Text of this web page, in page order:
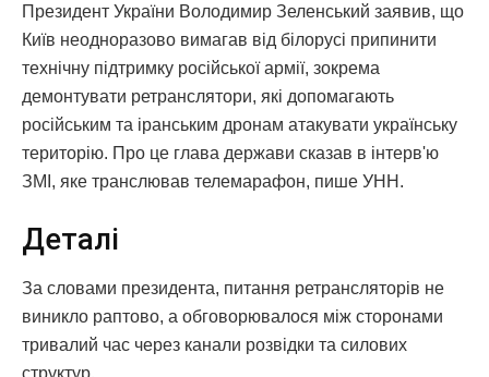
Президент України Володимир Зеленський заявив, що
Київ неодноразово вимагав від білорусі припинити
технічну підтримку російської армії, зокрема
демонтувати ретранслятори, які допомагають
російським та іранським дронам атакувати українську
територію. Про це глава держави сказав в інтерв'ю
ЗМІ, яке транслював телемарафон, пише УНН.
Деталі
За словами президента, питання ретрансляторів не
виникло раптово, а обговорювалося між сторонами
тривалий час через канали розвідки та силових
структур.